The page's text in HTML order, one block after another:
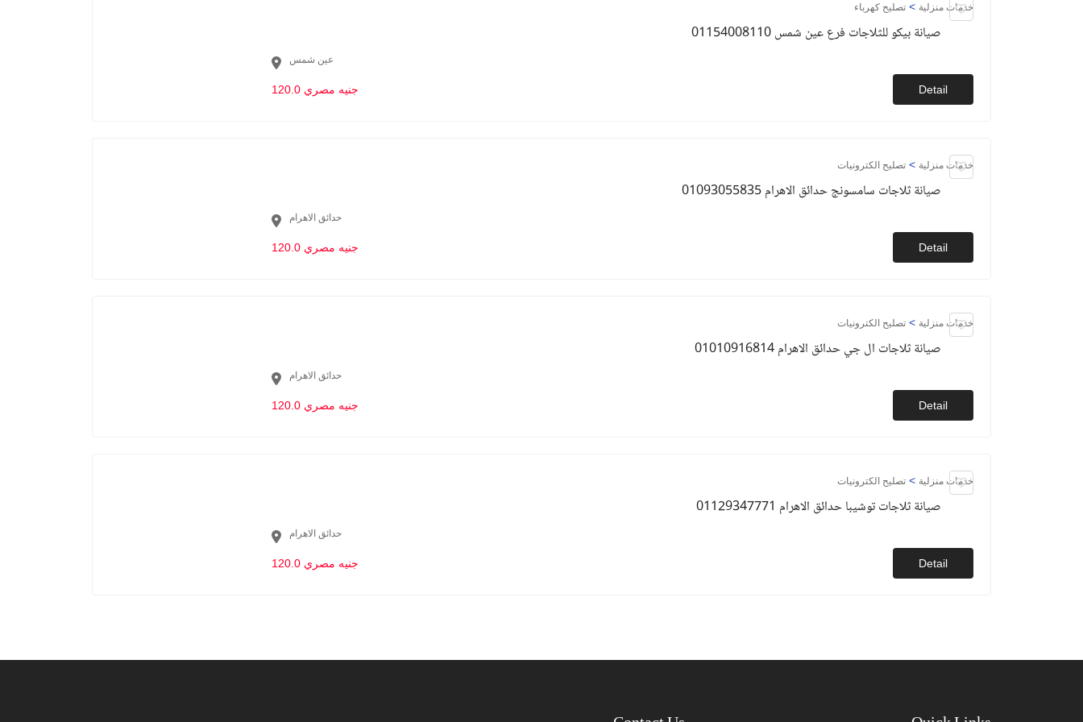
خدمات منزلية > تصليح كهرباء
صيانة بيكو للثلاجات فرع عين شمس 01154008110
عين شمس
120.0 جنيه مصري Detail
خدمات منزلية > تصليح الكترونيات
صيانة ثلاجات سامسونج حدائق الاهرام 01093055835
حدائق الاهرام
120.0 جنيه مصري Detail
خدمات منزلية > تصليح الكترونيات
صيانة ثلاجات ال جي حدائق الاهرام 01010916814
حدائق الاهرام
120.0 جنيه مصري Detail
خدمات منزلية > تصليح الكترونيات
صيانة ثلاجات توشيبا حدائق الاهرام 01129347771
حدائق الاهرام
120.0 جنيه مصري Detail